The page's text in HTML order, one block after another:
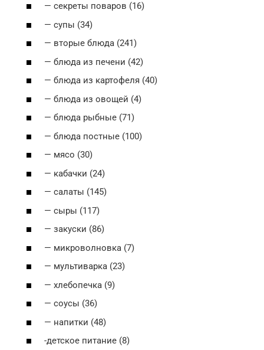
— секреты поваров (16)
— супы (34)
— вторые блюда (241)
— блюда из печени (42)
— блюда из картофеля (40)
— блюда из овощей (4)
— блюда рыбные (71)
— блюда постные (100)
— мясо (30)
— кабачки (24)
— салаты (145)
— сыры (117)
— закуски (86)
— микроволновка (7)
— мультиварка (23)
— хлебопечка (9)
— соусы (36)
— напитки (48)
-детское питание (8)